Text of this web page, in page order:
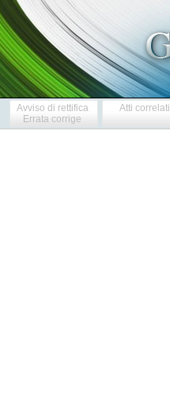
Avviso di rettifica
Errata corrige
Atti correlati